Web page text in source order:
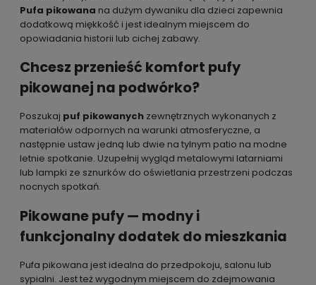
Pufa pikowana na dużym dywaniku dla dzieci zapewnia
dodatkową miękkość i jest idealnym miejscem do
opowiadania historii lub cichej zabawy.
Chcesz przenieść komfort pufy
pikowanej na podwórko?
Poszukaj puf pikowanych zewnętrznych wykonanych z
materiałów odpornych na warunki atmosferyczne, a
następnie ustaw jedną lub dwie na tylnym patio na modne
letnie spotkanie. Uzupełnij wygląd metalowymi latarniami
lub lampki ze sznurków do oświetlania przestrzeni podczas
nocnych spotkań.
Pikowane pufy — modny i
funkcjonalny dodatek do mieszkania
Pufa pikowana jest idealna do przedpokoju, salonu lub
sypialni. Jest też wygodnym miejscem do zdejmowania